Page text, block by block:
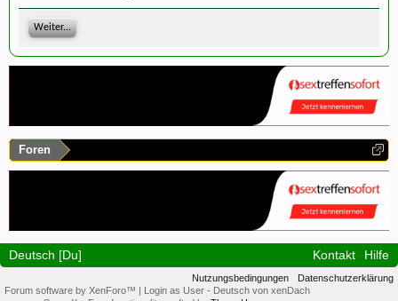
Weiter...
Foren
Deutsch [Du] Kontakt Hilfe
Nutzungsbedingungen
Datenschutzerklärung
Forum software by XenForo™ | Login as User - Deutsch von xenDach